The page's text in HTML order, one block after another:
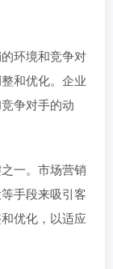
环境和竞争对
和优化。企业
争对手的动
一。市场营销
手段来吸引客
优化，以适应